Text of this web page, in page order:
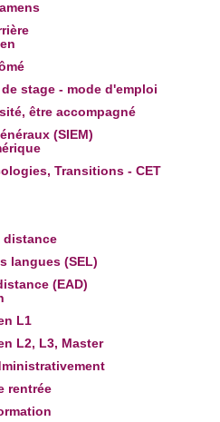
stage - mode d'emploi
être accompagné
(SIEM)
Transitions - CET
distance
langues (SEL)
(EAD)
L1
L2, L3, Master
rentrée